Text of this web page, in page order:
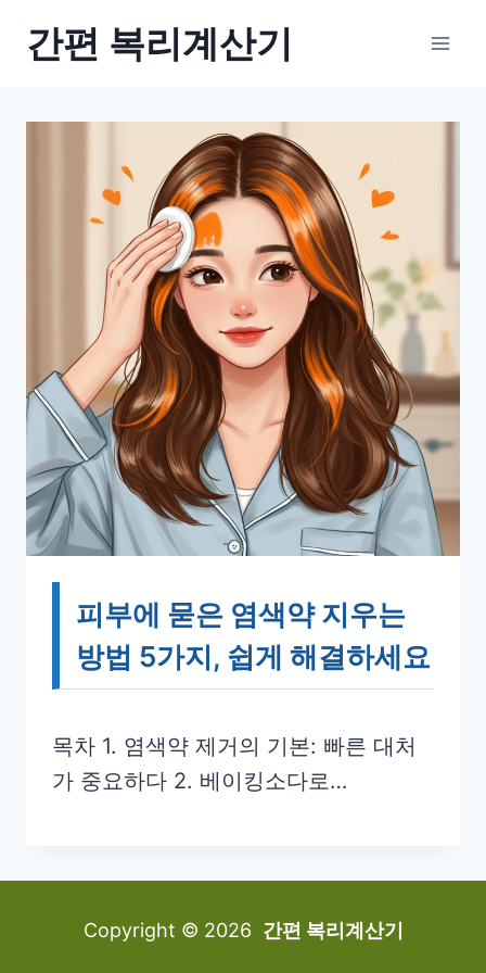
간편 복리계산기
피부에 묻은 염색약 지우는
방법 5가지, 쉽게 해결하세요
목차 1. 염색약 제거의 기본: 빠른 대처
가 중요하다 2. 베이킹소다로…
Copyright © 2026 간편 복리계산기